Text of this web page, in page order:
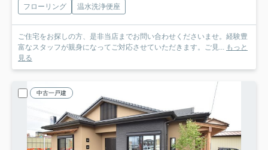
フローリング
温水洗浄便座
ご住宅をお探しの方、是非当店までお問い合わせくださいませ。経験豊
富なスタッフが親身になってご対応させていただきます。ご見... もっと
見る
中古一戸建